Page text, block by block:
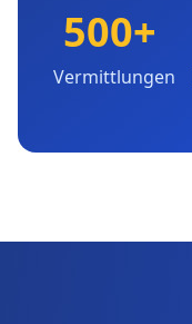
500+
Vermittlungen